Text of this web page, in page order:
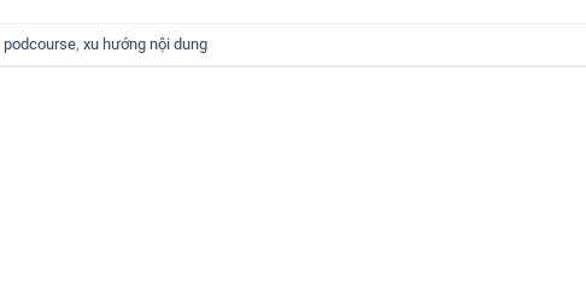
podcourse, xu hướng nội dung